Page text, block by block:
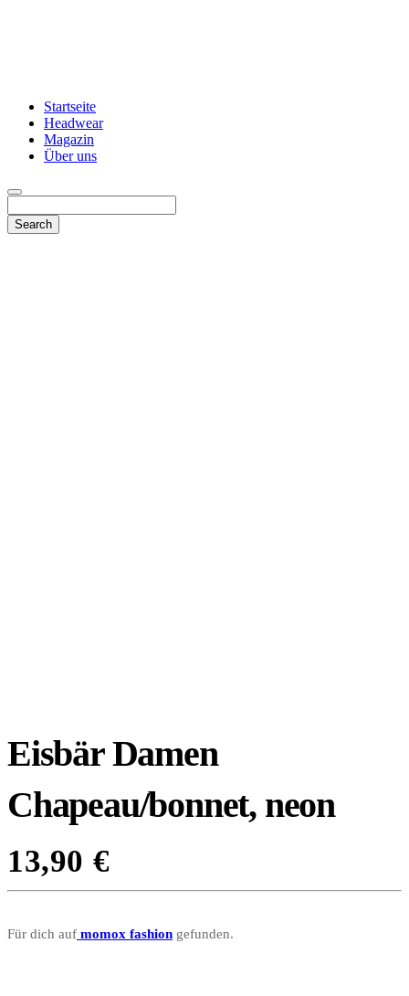
Startseite
Headwear
Magazin
Über uns
Eisbär Damen
Chapeau/bonnet, neon
13,90 €
Für dich auf momox fashion gefunden.